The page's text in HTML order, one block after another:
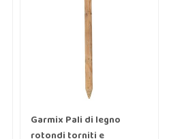
Garmix Pali di legno